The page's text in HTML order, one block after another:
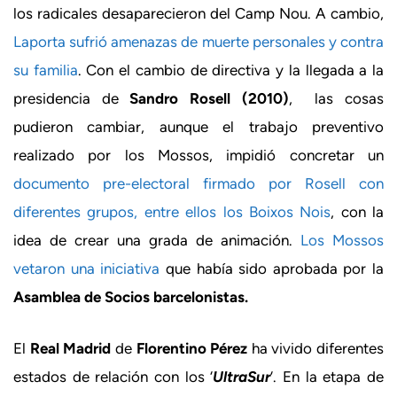
los radicales desaparecieron del Camp Nou. A cambio,
Laporta sufrió amenazas de muerte personales y contra
su familia. Con el cambio de directiva y la llegada a la
presidencia deSandro Rosell (2010), las cosas
pudieron cambiar, aunque el trabajo preventivo
realizado por los Mossos, impidió concretar un
documento pre-electoral firmado por Rosell con
diferentes grupos, entre ellos los Boixos Nois, con la
idea de crear una grada de animación. Los Mossos
vetaron una iniciativa que había sido aprobada por la
Asamblea de Socios barcelonistas.
El Real Madrid de Florentino Pérez ha vivido diferentes
estados de relación con los ‘UltraSur‘. En la etapa de